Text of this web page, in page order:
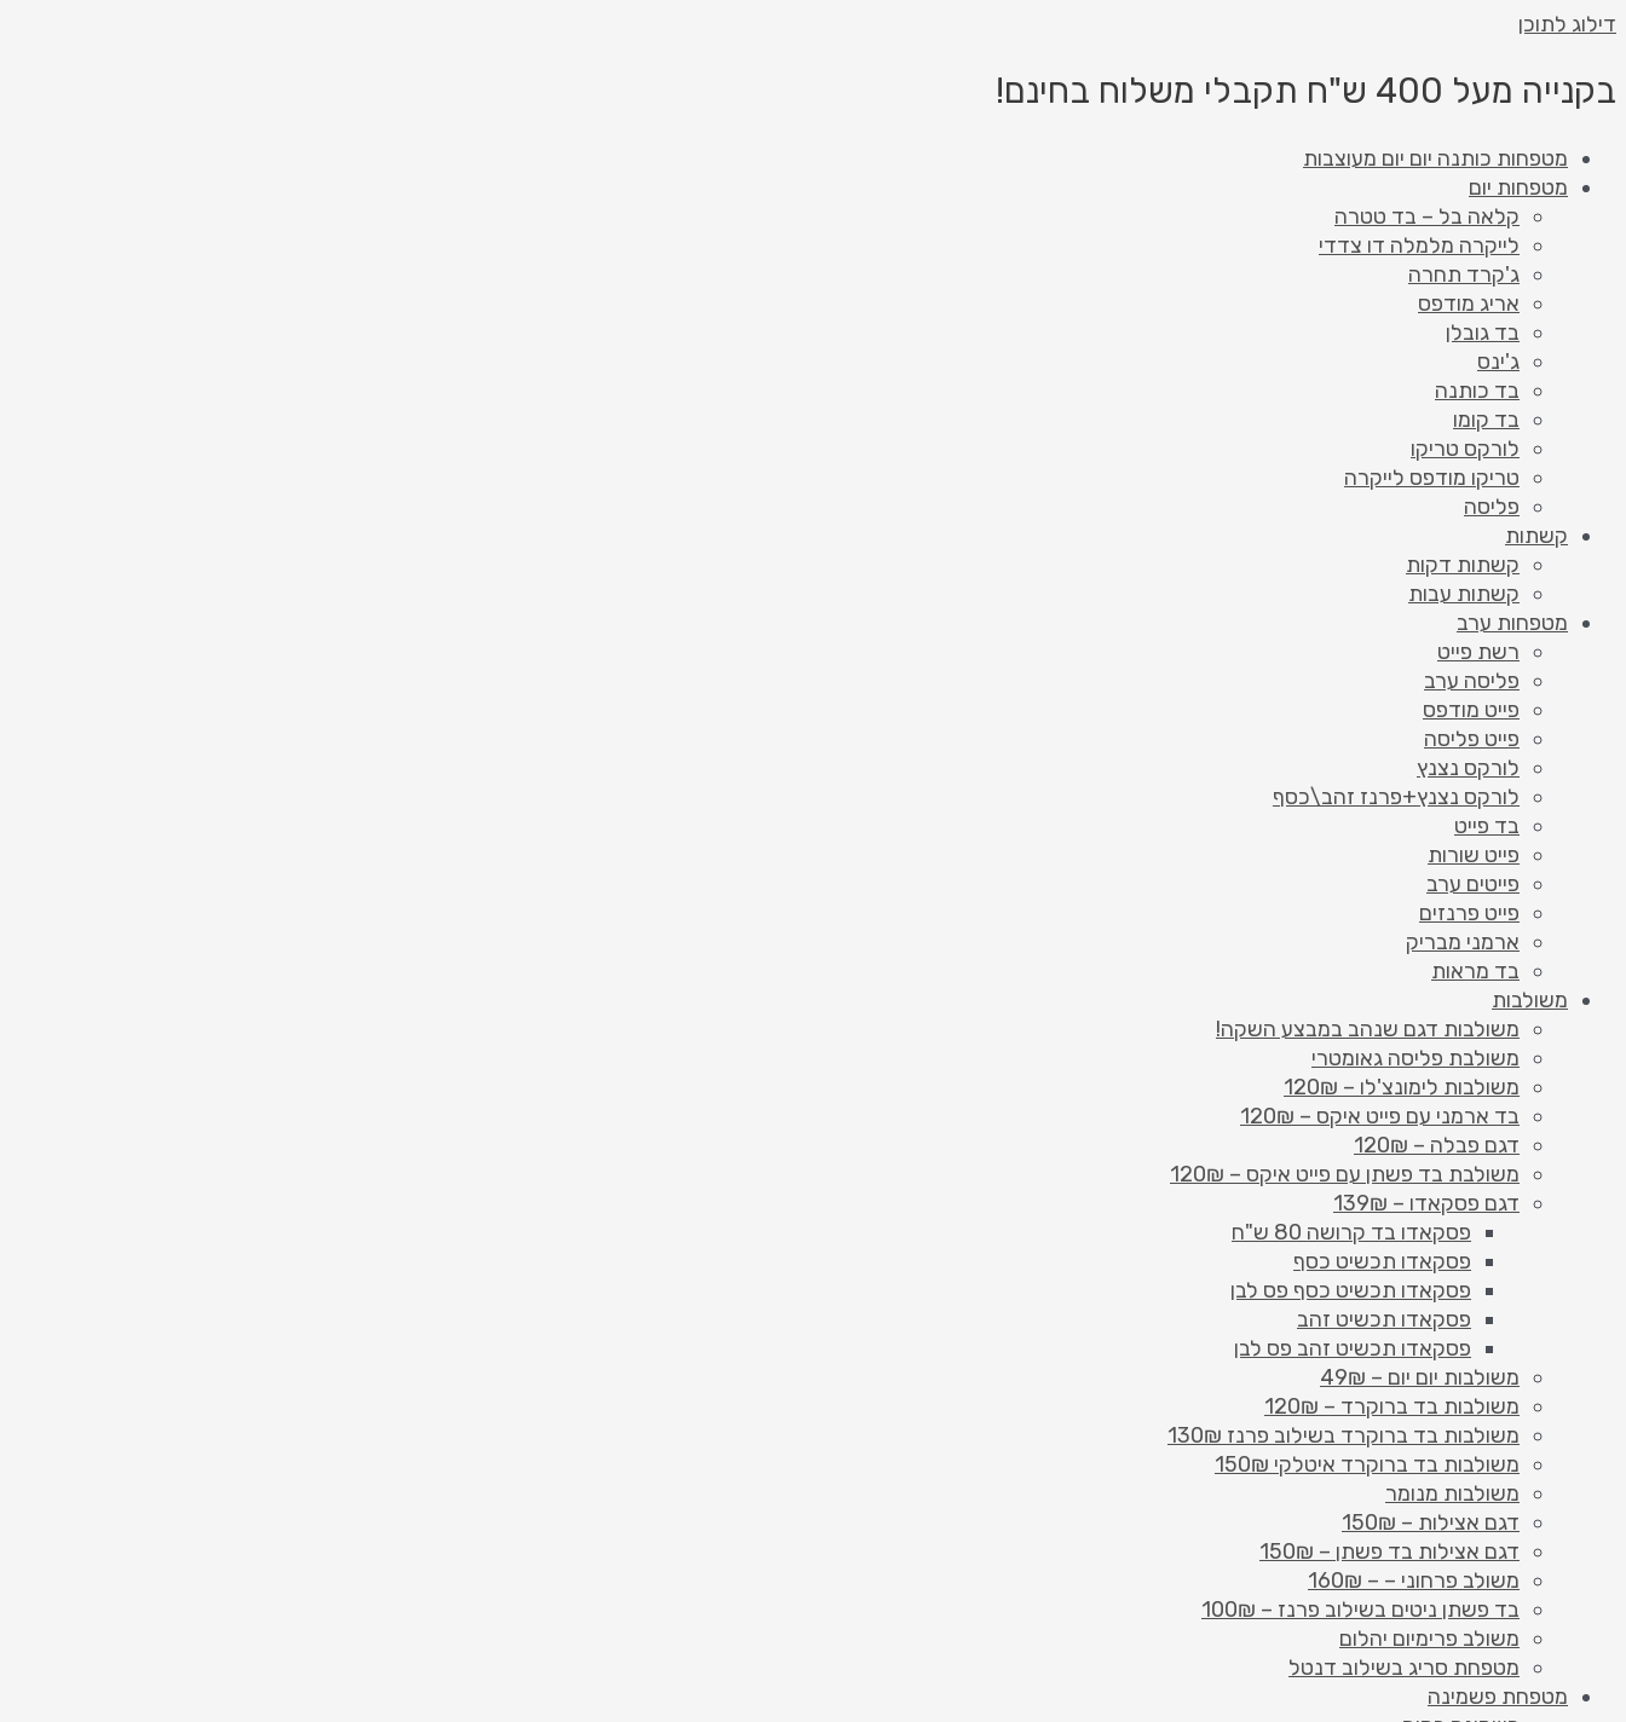
דילוג לתוכן
בקנייה מעל 400 ש"ח תקבלי משלוח בחינם!
מטפחות כותנה יום יום מעוצבות
מטפחות יום
קלאה בל – בד טטרה
לייקרה מלמלה דו צדדי
ג'קרד תחרה
אריג מודפס
בד גובלן
ג'ינס
בד כותנה
בד קומו
לורקס טריקו
טריקו מודפס לייקרה
פליסה
קשתות
קשתות דקות
קשתות עבות
מטפחות ערב
רשת פייט
פליסה ערב
פייט מודפס
פייט פליסה
לורקס נצנץ
לורקס נצנץ+פרנז זהב\כסף
בד פייט
פייט שורות
פייטים ערב
פייט פרנזים
ארמני מבריק
בד מראות
משולבות
משולבות דגם שנהב במבצע השקה!
משולבת פליסה גאומטרי
משולבות לימונצ'לו – 120₪
בד ארמני עם פייט איקס – 120₪
דגם פבלה – 120₪
משולבת בד פשתן עם פייט איקס – 120₪
דגם פסקאדו – 139₪
פסקאדו בד קרושה 80 ש"ח
פסקאדו תכשיט כסף
פסקאדו תכשיט כסף פס לבן
פסקאדו תכשיט זהב
פסקאדו תכשיט זהב פס לבן
משולבות יום יום – 49₪
משולבות בד ברוקרד – 120₪
משולבות בד ברוקרד בשילוב פרנז 130₪
משולבות בד ברוקרד איטלקי 150₪
משולבות מנומר
דגם אצילות – 150₪
דגם אצילות בד פשתן – 150₪
משולב פרחוני – – 160₪
בד פשתן ניטים בשילוב פרנז – 100₪
משולב פרימיום יהלום
מטפחת סריג בשילוב דנטל
מטפחת פשמינה